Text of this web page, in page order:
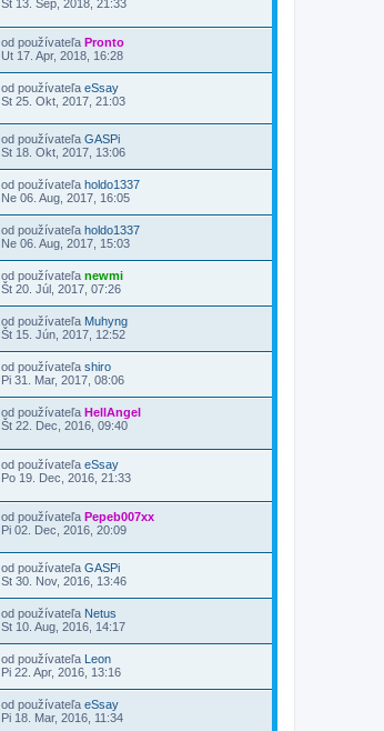
Št 13. Sep, 2018, 21:33
od používateľa Pronto
Ut 17. Apr, 2018, 16:28
od používateľa eSsay
St 25. Okt, 2017, 21:03
od používateľa GASPi
St 18. Okt, 2017, 13:06
od používateľa holdo1337
Ne 06. Aug, 2017, 16:05
od používateľa holdo1337
Ne 06. Aug, 2017, 15:03
od používateľa newmi
Št 20. Júl, 2017, 07:26
od používateľa Muhyng
Št 15. Jún, 2017, 12:52
od používateľa shiro
Pi 31. Mar, 2017, 08:06
od používateľa HellAngel
Št 22. Dec, 2016, 09:40
od používateľa eSsay
Po 19. Dec, 2016, 21:33
od používateľa Pepeb007xx
Pi 02. Dec, 2016, 20:09
od používateľa GASPi
St 30. Nov, 2016, 13:46
od používateľa Netus
St 10. Aug, 2016, 14:17
od používateľa
Leon
Pi 22. Apr, 2016, 13:16
od používateľa eSsay
Pi 18. Mar, 2016, 11:34